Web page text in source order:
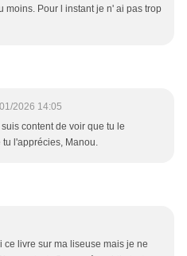
moins. Pour l instant je n' ai pas trop
2026 14:05
content de voir que tu le
l'apprécies, Manou.
ce livre sur ma liseuse mais je ne